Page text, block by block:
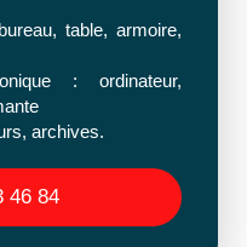
table, armoire,
: ordinateur,
archives.
46 84